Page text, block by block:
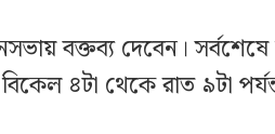
বক্তব্য দেবেন। সর্বশেষে
৪টা থেকে রাত ৯টা